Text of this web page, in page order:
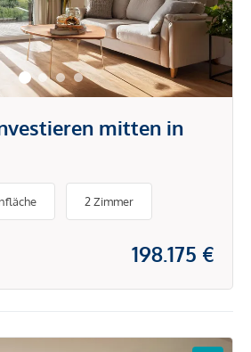
mitten in
2 Zimmer
198.175 €